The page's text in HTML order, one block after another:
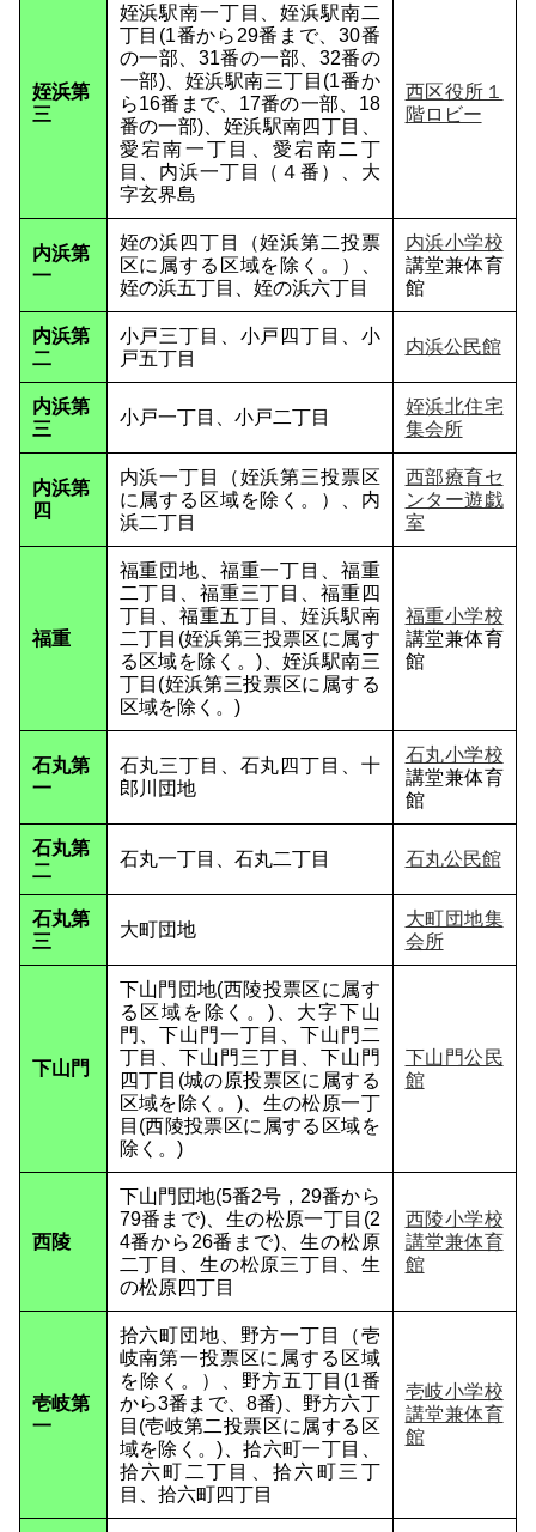
姪浜第
三
姪浜駅南一丁目、姪浜駅南二
丁目(1番から29番まで、30番
の一部、31番の一部、32番の
一部)、姪浜駅南三丁目(1番か
ら16番まで、17番の一部、18
番の一部)、姪浜駅南四丁目、
愛宕南一丁目、愛宕南二丁
目、内浜一丁目（４番）、大
字玄界島
西区役所１
階ロビー
内浜第
一
姪の浜四丁目（姪浜第二投票
区に属する区域を除く。）、
姪の浜五丁目、姪の浜六丁目
内浜小学校
講堂兼体育
館
内浜第
二
小戸三丁目、小戸四丁目、小
戸五丁目
内浜公民館
内浜第
三
小戸一丁目、小戸二丁目
姪浜北住宅
集会所
内浜第
四
内浜一丁目（姪浜第三投票区
に属する区域を除く。）、内
浜二丁目
西部療育セ
ンター遊戯
室
福重
福重団地、福重一丁目、福重
二丁目、福重三丁目、福重四
丁目、福重五丁目、姪浜駅南
二丁目(姪浜第三投票区に属す
る区域を除く。)、姪浜駅南三
丁目(姪浜第三投票区に属する
区域を除く。)
福重小学校
講堂兼体育
館
石丸第
一
石丸三丁目、石丸四丁目、十
郎川団地
石丸小学校
講堂兼体育
館
石丸第
二
石丸一丁目、石丸二丁目 石丸公民館
石丸第
三
大町団地
大町団地集
会所
下山門
下山門団地(西陵投票区に属す
る区域を除く。)、大字下山
門、下山門一丁目、下山門二
丁目、下山門三丁目、下山門
四丁目(城の原投票区に属する
区域を除く。)、生の松原一丁
目(西陵投票区に属する区域を
除く。)
下山門公民
館
西陵
下山門団地(5番2号，29番から
79番まで)、生の松原一丁目(2
4番から26番まで)、生の松原
二丁目、生の松原三丁目、生
の松原四丁目
西陵小学校
講堂兼体育
館
壱岐第
一
拾六町団地、野方一丁目（壱
岐南第一投票区に属する区域
を除く。）、野方五丁目(1番
から3番まで、8番)、野方六丁
目(壱岐第二投票区に属する区
域を除く。)、拾六町一丁目、
拾六町二丁目、拾六町三丁
目、拾六町四丁目
壱岐小学校
講堂兼体育
館